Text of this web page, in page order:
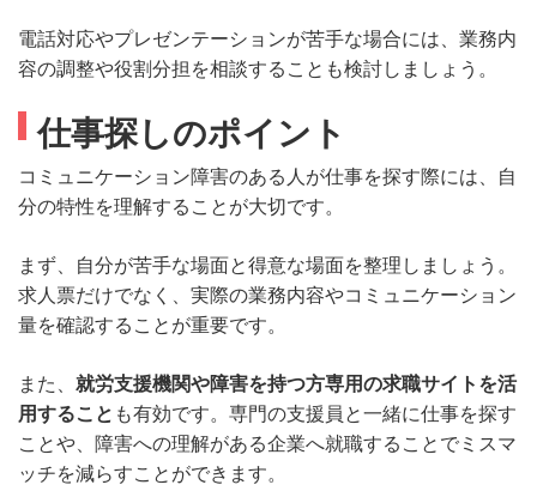
電話対応やプレゼンテーションが苦手な場合には、業務内
容の調整や役割分担を相談することも検討しましょう。
仕事探しのポイント
コミュニケーション障害のある人が仕事を探す際には、自
分の特性を理解することが大切です。
まず、自分が苦手な場面と得意な場面を整理しましょう。
求人票だけでなく、実際の業務内容やコミュニケーション
量を確認することが重要です。
また、 就労支援機関や障害を持つ方専用の求職サイトを活
用すること も有効です。専門の支援員と一緒に仕事を探す
ことや、障害への理解がある企業へ就職することでミスマ
ッチを減らすことができます。